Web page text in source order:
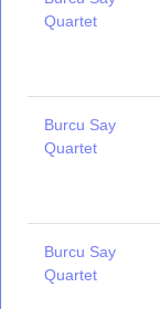
Quartet
Burcu Say
Quartet
Burcu Say
Quartet